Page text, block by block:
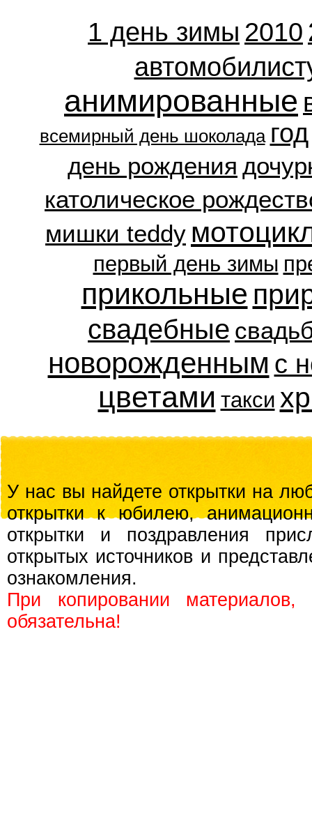
1 день зимы 2010
анимированные
всемирный день шоколада год
день рождения
католическое
мишки teddy
первый день зимы
прикольные
свадебные
новорожденным с
цветами такси
У нас вы найдете открытки на
открытки к юбилею,
открытки и поздравления
открытых источников и
ознакомления.
При копировании
обязательна!